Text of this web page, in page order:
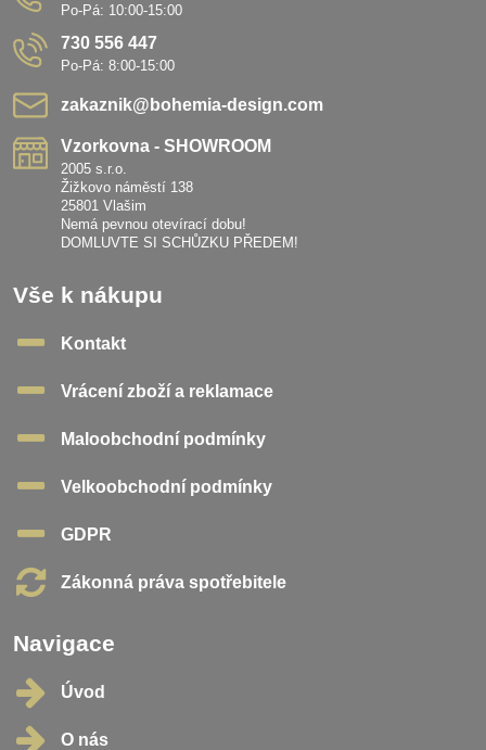
Po-Pá: 10:00-15:00
730 556 447
Po-Pá: 8:00-15:00
zakaznik​@bohemia-design​.com
Vzorkovna - SHOWROOM
2005 s.r.o.
Žižkovo náměstí 138
25801 Vlašim
Nemá pevnou otevírací dobu!
DOMLUVTE SI SCHŮZKU PŘEDEM!
Vše k nákupu
Kontakt
Vrácení zboží a reklamace
Maloobchodní podmínky
Velkoobchodní podmínky
GDPR
Zákonná práva spotřebitele
Navigace
Úvod
O nás